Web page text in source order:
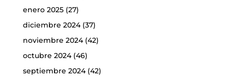
enero 2025(27)
diciembre 2024(37)
noviembre 2024(42)
octubre 2024(46)
septiembre 2024(42)